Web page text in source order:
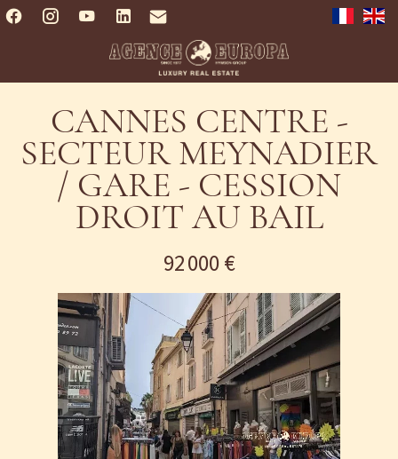
CANNES CENTRE -
SECTEUR MEYNADIER
/ GARE - CESSION
DROIT AU BAIL
92 000 €